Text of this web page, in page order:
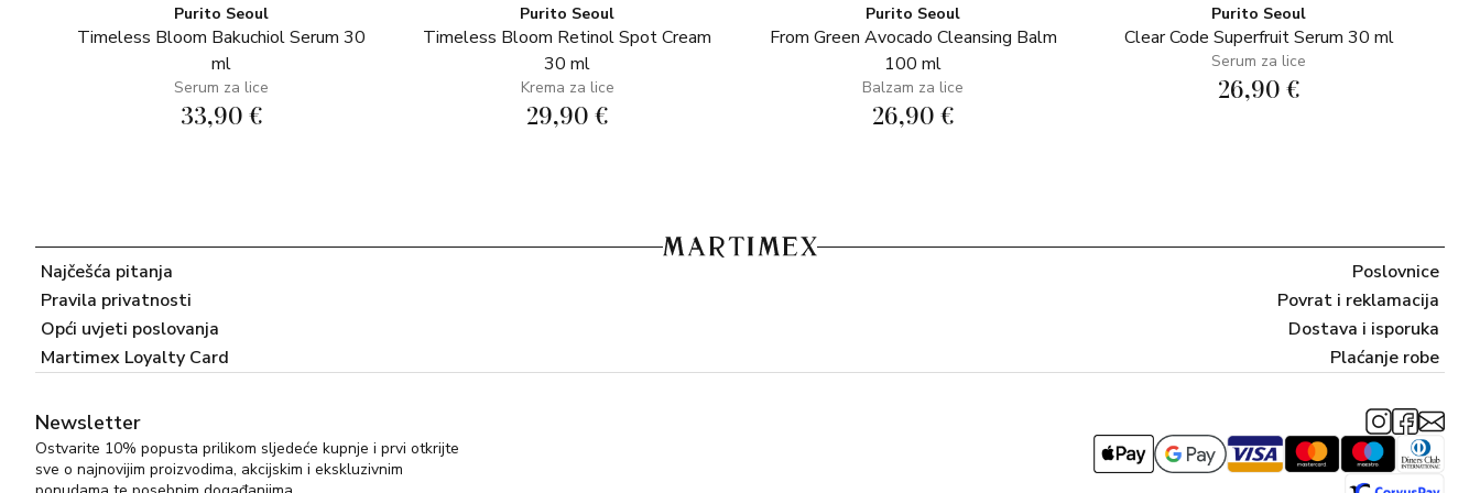
Purito Seoul
Timeless Bloom Bakuchiol Serum 30
ml
Serum za lice
33,90 €
Purito Seoul
Timeless Bloom Retinol Spot Cream
30 ml
Krema za lice
29,90 €
Purito Seoul
From Green Avocado Cleansing Balm
100 ml
Balzam za lice
26,90 €
Purito Seoul
Clear Code Superfruit Serum 30 ml
Serum za lice
26,90 €
Najčešća pitanja
Pravila privatnosti
Opći uvjeti poslovanja
Martimex Loyalty Card
Poslovnice
Povrat i reklamacija
Dostava i isporuka
Plaćanje robe
Newsletter
Ostvarite 10% popusta prilikom sljedeće kupnje i prvi otkrijte
sve o najnovijim proizvodima, akcijskim i ekskluzivnim